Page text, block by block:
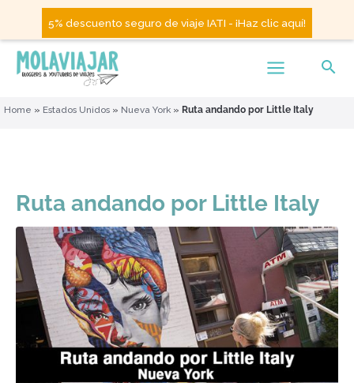
5% descuento seguro de viaje IATI - ¡Haz clic aquí!
Home » Estados Unidos » Nueva York » Ruta andando por Little Italy
Ruta andando por Little Italy